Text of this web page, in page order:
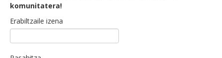
komunitatera!
Erabiltzaile izena